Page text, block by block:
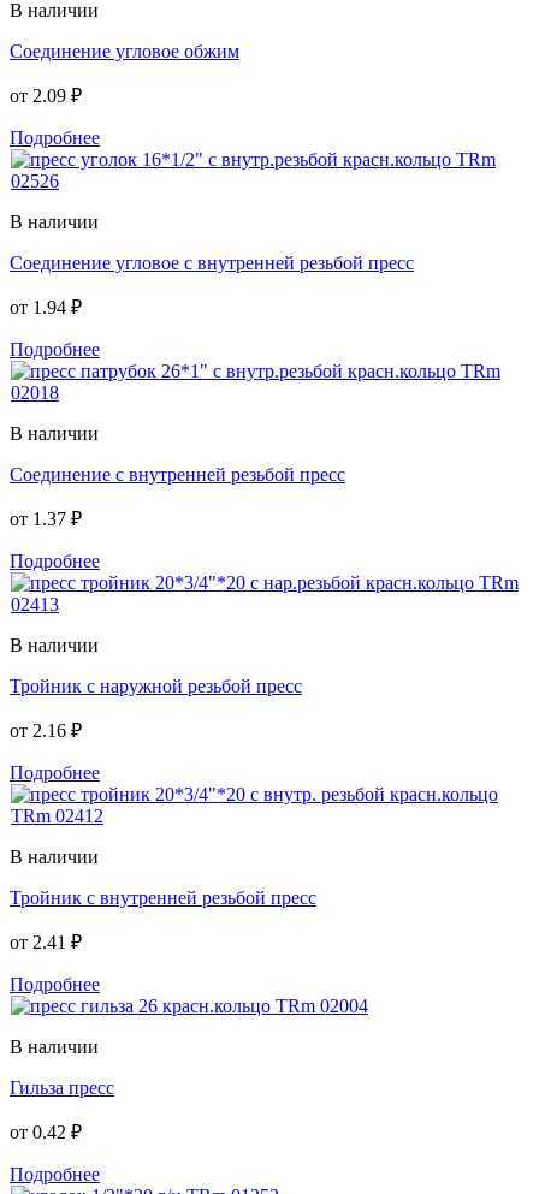
В наличии
Соединение угловое обжим
от 2.09 ₽
Подробнее
В наличии
Соединение угловое с внутренней резьбой пресс
от 1.94 ₽
Подробнее
В наличии
Соединение с внутренней резьбой пресс
от 1.37 ₽
Подробнее
В наличии
Тройник с наружной резьбой пресс
от 2.16 ₽
Подробнее
В наличии
Тройник с внутренней резьбой пресс
от 2.41 ₽
Подробнее
В наличии
Гильза пресс
от 0.42 ₽
Подробнее